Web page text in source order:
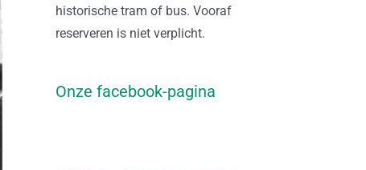
historische tram of bus. Vooraf
reserveren is niet verplicht.
Onze facebook-pagina